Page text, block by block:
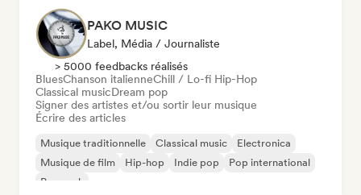
PAKO MUSIC
Label, Média / Journaliste
> 5000 feedbacks réalisés
BluesChanson italienneChill / Lo-fi Hip-Hop
Classical musicDream pop
Signer des artistes et/ou sortir leur musique
Écrire des articles
Musique traditionnelle Classical music
Electronica
Musique de film
Hip-hop Indie pop
Pop international
Pop rock